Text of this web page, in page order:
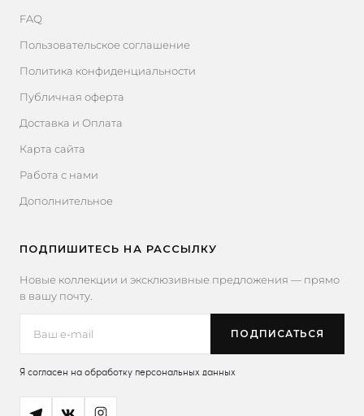
FAQ
Пользовательское соглашение
Политика конфиденциальности
Публичная оферта
Доставка и Оплата
Карта сайта
Работа с нами
Дополнительное
ПОДПИШИТЕСЬ НА РАССЫЛКУ
Новые коллекции и эксклюзивные предложения — прямо
в вашу почту.
Я согласен на обработку персональных данных